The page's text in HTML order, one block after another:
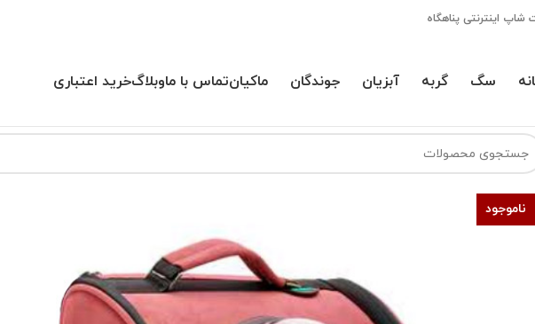
شاپ اینترنتی پناهگاه
سگ گربه آبزیان جوندگان ماکیانتماس با ماوبلاگخرید اعتباری
ناموجود